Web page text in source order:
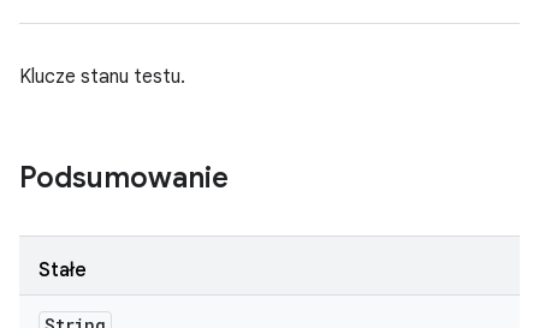
Klucze stanu testu.
Podsumowanie
Stałe